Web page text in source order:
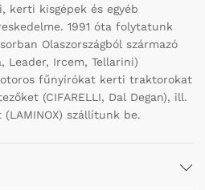
kerti kisgépek és egyéb
1991 óta folytatunk
Olaszországból származó
Leader, Ircem, Tellarini)
fűnyírókat kerti traktorokat
(CIFARELLI, Dal Degan), ill.
szállítunk be.